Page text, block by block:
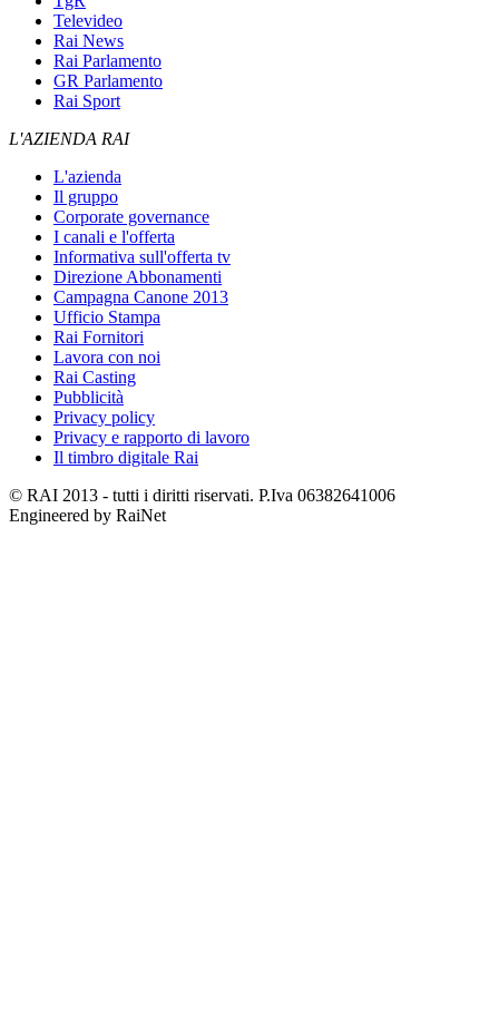
Televideo
Rai News
Rai Parlamento
GR Parlamento
Rai Sport
L'AZIENDA RAI
L'azienda
Il gruppo
Corporate governance
I canali e l'offerta
Informativa sull'offerta tv
Direzione Abbonamenti
Campagna Canone 2013
Ufficio Stampa
Rai Fornitori
Lavora con noi
Rai Casting
Pubblicità
Privacy policy
Privacy e rapporto di lavoro
Il timbro digitale Rai
© RAI 2013 - tutti i diritti riservati. P.Iva 06382641006
Engineered by RaiNet